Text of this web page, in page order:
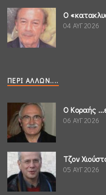
Ο
04 ΑΥΓ 2026
ΠΕΡΊ ΆΛΛΩΝ....
Ο Κοραής
06 ΑΥΓ 2026
Τζον
05 ΑΥΓ 2026